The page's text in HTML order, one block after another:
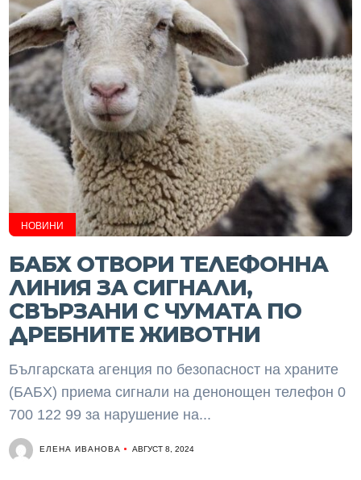
НОВИНИ
БАБХ ОТВОРИ ТЕЛЕФОННА
ЛИНИЯ ЗА СИГНАЛИ,
СВЪРЗАНИ С ЧУМАТА ПО
ДРЕБНИТЕ ЖИВОТНИ
Българската агенция по безопасност на храните
(БАБХ) приема сигнали на денонощен телефон 0
700 122 99 за нарушение на...
ЕЛЕНА ИВАНОВА АВГУСТ 8, 2024